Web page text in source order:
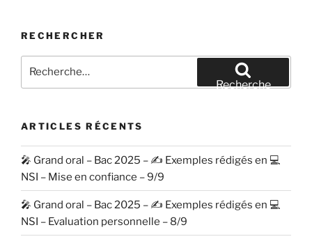
RECHERCHER
pour
Recherche
ARTICLES RÉCENTS
🎤 Grand oral – Bac 2025 – ✍️ Exemples rédigés en 💻
NSI – Mise en confiance – 9/9
🎤 Grand oral – Bac 2025 – ✍️ Exemples rédigés en 💻
NSI – Evaluation personnelle – 8/9